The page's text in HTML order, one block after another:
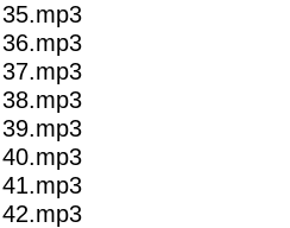
35.mp3
36.mp3
37.mp3
38.mp3
39.mp3
40.mp3
41.mp3
42.mp3